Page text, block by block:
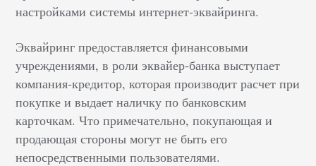
настройками системы интернет-эквайринга.
Эквайринг предоставляется финансовыми
учреждениями, в роли эквайер-банка выступает
компания-кредитор, которая производит расчет при
покупке и выдает наличку по банковским
карточкам. Что примечательно, покупающая и
продающая стороны могут не быть его
непосредственными пользователями.